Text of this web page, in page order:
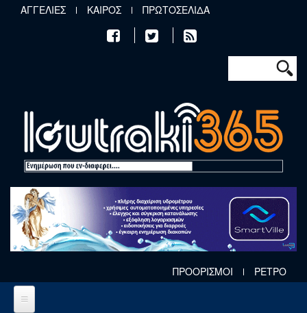
Παράκαμψη προς το κυρίως περιεχόμενο
ΑΓΓΕΛΙΕΣ ΚΑΙΡΟΣ ΠΡΩΤΟΣΕΛΙΔΑ
Φόρμα
Αναζήτηση
ΠΡΟΟΡΙΣΜΟΙ ΡΕΤΡΟ